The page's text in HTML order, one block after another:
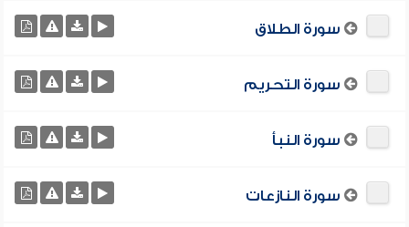
سورة الطلاق
سورة التحريم
سورة النبأ
سورة النازعات